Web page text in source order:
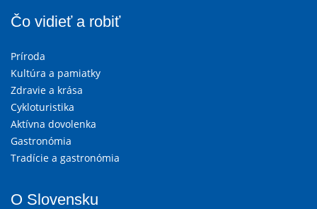
Čo vidieť a robiť
Príroda
Kultúra a pamiatky
Zdravie a krása
Cykloturistika
Aktívna dovolenka
Gastronómia
Tradície a gastronómia
O Slovensku